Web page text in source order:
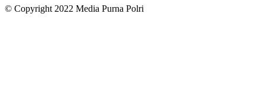
© Copyright 2022 Media Purna Polri